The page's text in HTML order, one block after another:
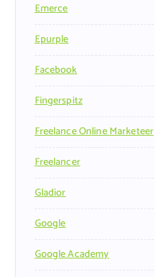
Emerce
Epurple
Facebook
Fingerspitz
Freelance Online Marketeer
Freelancer
Gladior
Google
Google Academy